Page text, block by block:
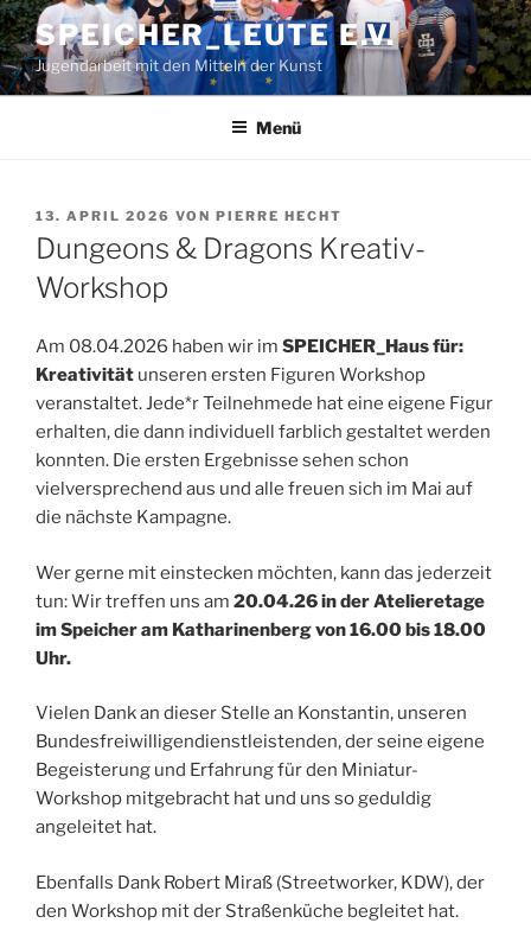
Zum
Inhalt
springen
SPEICHER_LEUTE E.V.
Jugendarbeit mit den Mitteln der Kunst
Menü
VERÖFFENTLICHT
AM
13. APRIL 2026 VON PIERRE HECHT
Dungeons & Dragons Kreativ-
Workshop
Am 08.04.2026 haben wir im SPEICHER_Haus für:
Kreativität unseren ersten Figuren Workshop
veranstaltet. Jede*r Teilnehmede hat eine eigene Figur
erhalten, die dann individuell farblich gestaltet werden
konnten. Die ersten Ergebnisse sehen schon
vielversprechend aus und alle freuen sich im Mai auf
die nächste Kampagne.
Wer gerne mit einstecken möchten, kann das jederzeit
tun: Wir treffen uns am 20.04.26 in der Atelieretage
im Speicher am Katharinenberg von 16.00 bis 18.00
Uhr.
Vielen Dank an dieser Stelle an Konstantin, unseren
Bundesfreiwilligendienstleistenden, der seine eigene
Begeisterung und Erfahrung für den Miniatur-
Workshop mitgebracht hat und uns so geduldig
angeleitet hat.
Ebenfalls Dank Robert Miraß (Streetworker, KDW), der
den Workshop mit der Straßenküche begleitet hat.